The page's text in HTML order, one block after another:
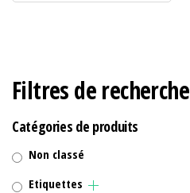
Filtres de recherche
Catégories de produits
Non classé
Etiquettes